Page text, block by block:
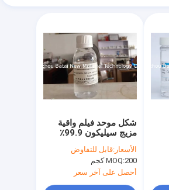
شكل موحد فيلم واقية
مزيج سيليكون 99.9٪
تكوين فعال
الأسعار:قابل للتفاوض
MOQ:200 كجم
أحصل على آخر سعر